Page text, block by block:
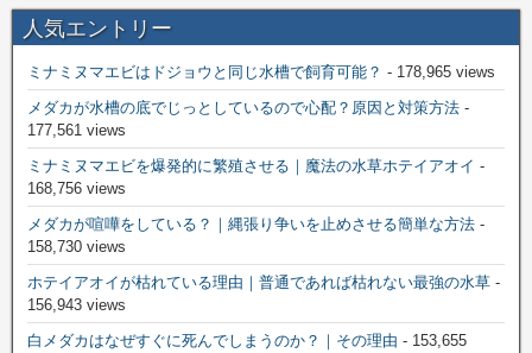
人気エントリー
ミナミヌマエビはドジョウと同じ水槽で飼育可能？ - 178,965 views
メダカが水槽の底でじっとしているので心配？原因と対策方法 -
177,561 views
ミナミヌマエビを爆発的に繁殖させる｜魔法の水草ホテイアオイ -
168,756 views
メダカが喧嘩をしている？｜縄張り争いを止めさせる簡単な方法 -
158,730 views
ホテイアオイが枯れている理由｜普通であれば枯れない最強の水草 -
156,943 views
白メダカはなぜすぐに死んでしまうのか？｜その理由 - 153,655